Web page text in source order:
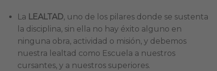
La LEALTAD, uno de los pilares donde se sustenta
la disciplina, sin ella no hay éxito alguno en
ninguna obra, actividad o misión, y debemos
nuestra lealtad como Escuela a nuestros
cursantes, y a nuestros superiores.